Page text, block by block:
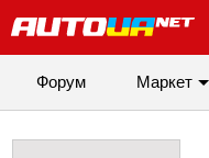
Форум Маркет